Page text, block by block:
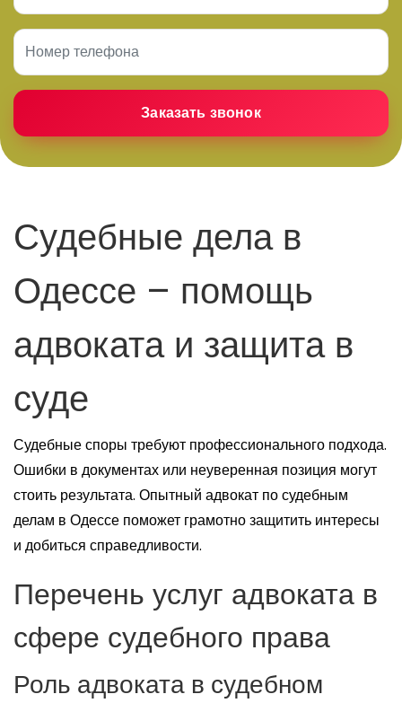
Судебные дела в
Одессе – помощь
адвоката и защита в
суде
Судебные споры требуют профессионального подхода.
Ошибки в документах или неуверенная позиция могут
стоить результата. Опытный адвокат по судебным
делам в Одессе поможет грамотно защитить интересы
и добиться справедливости.
Перечень услуг адвоката в
сфере судебного права
Роль адвоката в судебном